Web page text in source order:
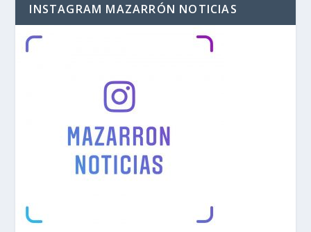
INSTAGRAM MAZARRÓN NOTICIAS